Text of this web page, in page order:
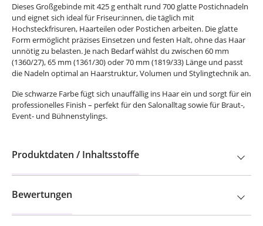
Dieses Großgebinde mit 425 g enthält rund 700 glatte Postichnadeln
und eignet sich ideal für Friseur:innen, die täglich mit
Hochsteckfrisuren, Haarteilen oder Postichen arbeiten. Die glatte
Form ermöglicht präzises Einsetzen und festen Halt, ohne das Haar
unnötig zu belasten. Je nach Bedarf wählst du zwischen 60 mm
(1360/27), 65 mm (1361/30) oder 70 mm (1819/33) Länge und passt
die Nadeln optimal an Haarstruktur, Volumen und Stylingtechnik an.
Die schwarze Farbe fügt sich unauffällig ins Haar ein und sorgt für ein
professionelles Finish – perfekt für den Salonalltag sowie für Braut-,
Event- und Bühnenstylings.
Produktdaten / Inhaltsstoffe
Bewertungen